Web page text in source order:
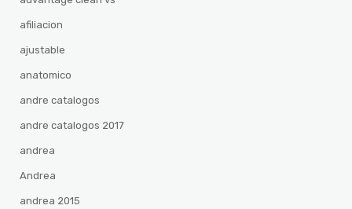
afiliacion
ajustable
anatomico
andre catalogos
andre catalogos 2017
andrea
Andrea
andrea 2015